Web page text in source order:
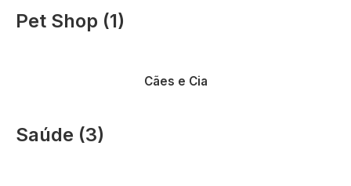
Pet Shop (1)
Cães e Cia
Saúde (3)